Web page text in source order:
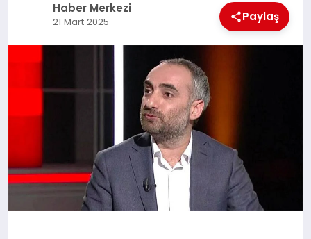
Haber Merkezi
21 Mart 2025 Paylaş